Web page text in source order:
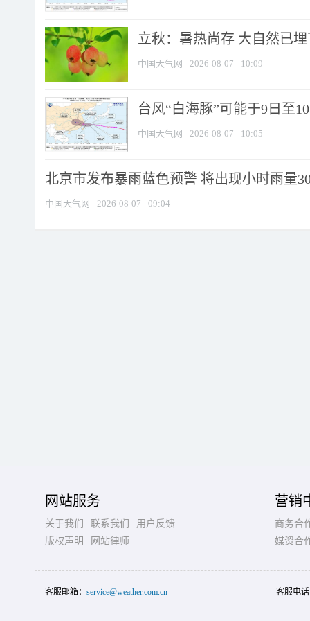
立秋：暑热尚存 大自然已
中国天气网 2026-08-07 10:09
台风“白海豚”可能于9日至
中国天气网 2026-08-07 10:05
北京市发布暴雨蓝色预警 将出现小时雨量
中国天气网 2026-08-07 09:04
网站服务
关于我们 联系我们
用户反馈
版权声明
网站律师
营销
商务合
媒资合
客服邮箱： service@weather.com.cn 客服电